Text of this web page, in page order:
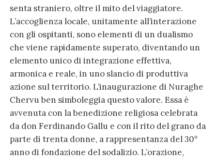
senta straniero, oltre il mito del viaggiatore.
L’accoglienza locale, unitamente all’interazione
con gli ospitanti, sono elementi di un dualismo
che viene rapidamente superato, diventando un
elemento unico di integrazione effettiva,
armonica e reale, in uno slancio di produttiva
azione sul territorio. L’inaugurazione di Nuraghe
Chervu ben simboleggia questo valore. Essa è
avvenuta con la benedizione religiosa celebrata
da don Ferdinando Gallu e con il rito del grano da
parte di trenta donne, a rappresentanza del 30°
anno di fondazione del sodalizio. L’orazione,